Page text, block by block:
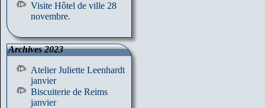
Visite Hôtel de ville 28
novembre.
Archives 2023
Atelier Juliette Leenhardt
janvier
Biscuiterie de Reims
janvier